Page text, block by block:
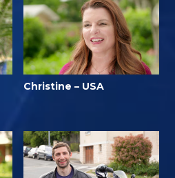
Christine – USA